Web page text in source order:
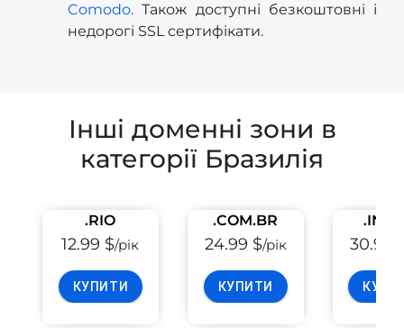
Comodo. Також доступні безкоштовні і
недорогі SSL сертифікати.
Інші доменні зони в
категорії Бразилія
.RIO
12.99 $/рік
КУПИТИ
.COM.BR
24.99 $/рік
КУПИТИ
30.99